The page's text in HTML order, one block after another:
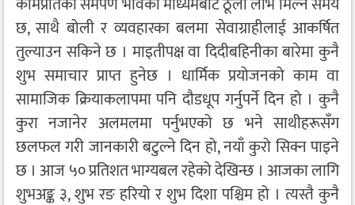
छ, साथै बोली र व्यवहारका बलमा सेवाग्राहीलाई आकर्षित
तुल्याउन सकिने छ । माइतीपक्ष वा दिदीबहिनीका बारेमा कुनै
शुभ समाचार प्राप्त हुनेछ । धार्मिक प्रयोजनको काम वा
सामाजिक क्रियाकलापमा पनि दौडधूप गर्नुपर्ने दिन हो । कुनै
कुरा नजानेर अलमलमा पर्नुभएको छ भने साथीहरूसँग
छलफल गरी जानकारी बटुल्ने दिन हो, नयाँ कुरो सिक्न पाइने
छ । आज ५० प्रतिशत भाग्यबल रहेको देखिन्छ । आजका लागि
शुभअङ्क ३, शुभ रङ हरियो र शुभ दिशा पश्चिम हो । त्यस्तै कुनै